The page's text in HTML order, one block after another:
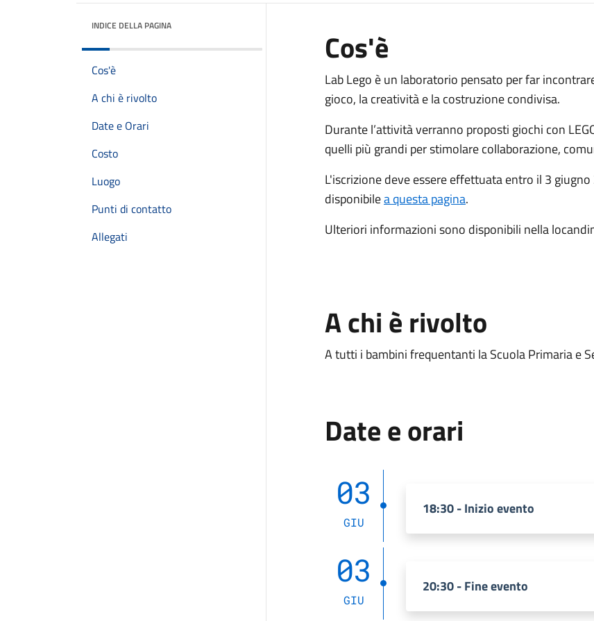
INDICE DELLA PAGINA
Cos'è
A chi è rivolto
Date e Orari
Costo
Luogo
Punti di contatto
Allegati
Cos'è
Lab Lego è un laboratorio pensato per far
gioco, la creatività e la costruzione condivisa.
Durante l’attività verranno proposti giochi con
quelli più grandi per stimolare collaborazione,
L'iscrizione deve essere effettuata entro il 3
disponibilea questa pagina.
Ulteriori informazioni sono disponibili nella
A chi è rivolto
A tutti i bambini frequentanti la Scuola Primaria e
Date e orari
03
GIU
18:30 - Inizio evento
03
GIU
20:30 - Fine evento